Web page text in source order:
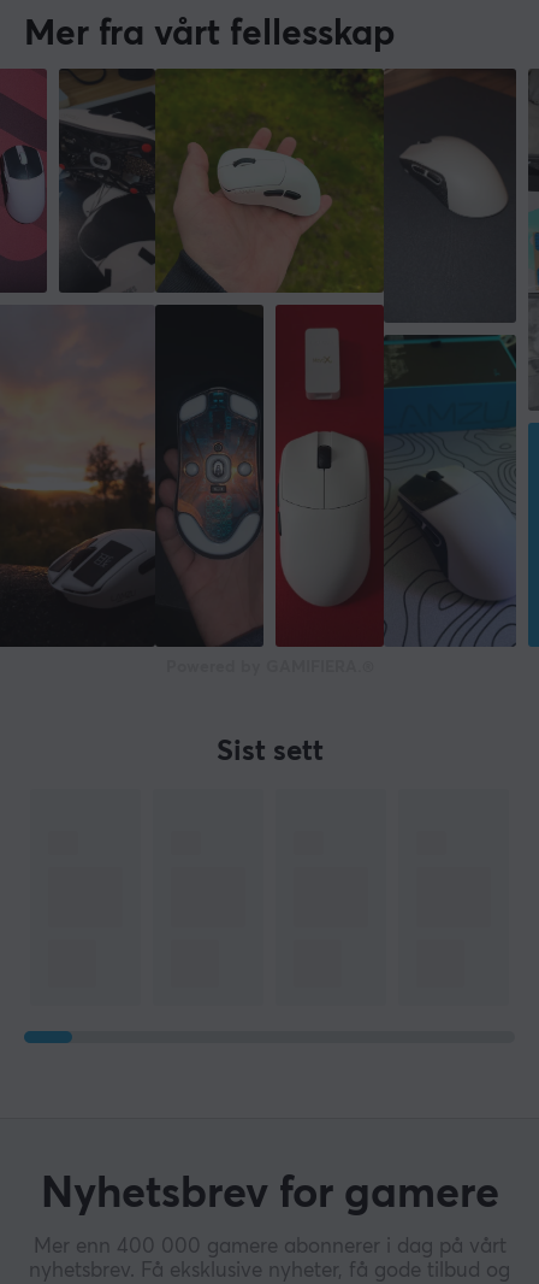
Mer fra vårt fellesskap
Sist sett
Nyhetsbrev for gamere
Mer enn 400 000 gamere abonnerer i dag på vårt
nyhetsbrev. Få eksklusive nyheter, få gode tilbud og